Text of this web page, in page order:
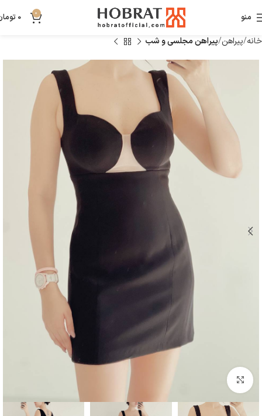
منو 0
0
خانه پیراهن پیراهن مجلسی و شب
بزرگنمایی تصویر